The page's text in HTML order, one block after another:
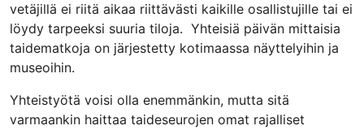
vetäjillä ei riitä aikaa riittävästi kaikille osallistujille tai ei
löydy tarpeeksi suuria tiloja. Yhteisiä päivän mittaisia
taidematkoja on järjestetty kotimaassa näyttelyihin ja
museoihin.
Yhteistyötä voisi olla enemmänkin, mutta sitä
varmaankin haittaa taideseurojen omat rajalliset